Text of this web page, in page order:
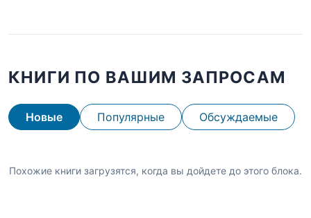
КНИГИ ПО ВАШИМ ЗАПРОСАМ
Новые Популярные Обсуждаемые
Похожие книги загрузятся, когда вы дойдете до этого блока.